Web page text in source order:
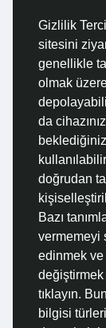
Gizlilik
sitesini
genellikle
olmak
da
doğrudan
Bazı
vermemeyi
edinmek ve
değiştirmek
tıklayın.
bilgisi